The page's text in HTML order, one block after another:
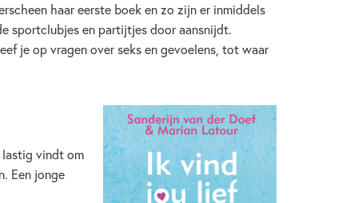
haar eerste boek en zo zijn er inmiddels
sportclubjes en partijtjes door aansnijdt.
je op vragen over seks en gevoelens, tot waar
lastig vindt om
Een jonge